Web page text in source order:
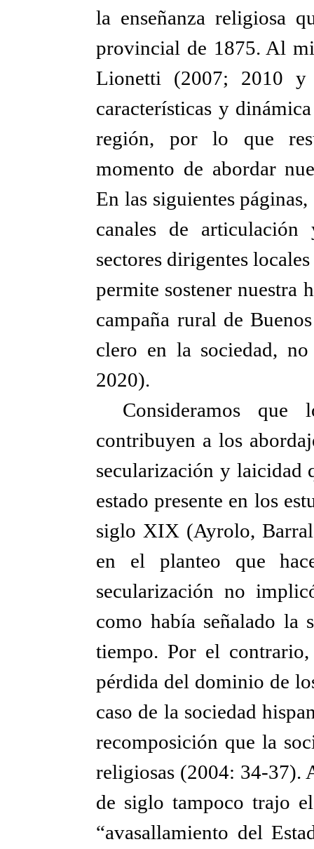
la enseñanza religiosa
provincial de 1875. Al
Lionetti (2007; 2010 y
características y
región, por lo que
momento de abordar
En las siguientes
canales de
sectores dirigentes
permite sostener nuestra
campaña rural de
clero en la sociedad,
2020).
Consideramos que
contribuyen a los
secularización y laicidad
estado presente en los
siglo XIX (Ayrolo,
en el planteo que
secularización no
como había señalado
tiempo. Por el
pérdida del dominio de
caso de la sociedad
recomposición que la
religiosas (2004: 34-37).
de siglo tampoco trajo
“avasallamiento del